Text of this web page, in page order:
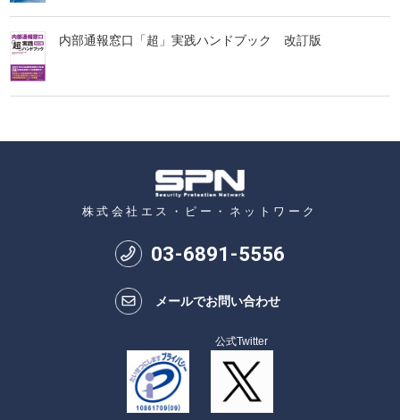
内部通報窓口「超」実践ハンドブック 改訂版
株式会社エス・ピー・ネットワーク
03-6891-5556
メールでお問い合わせ
公式Twitter